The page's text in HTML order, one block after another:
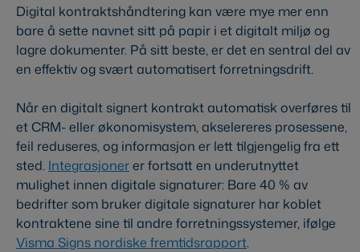
Digital kontraktshåndtering kan være mye mer enn
bare å sette navnet sitt på papir i et digitalt miljø og
lagre dokumenter. På sitt beste, er det en sentral del av
en effektiv og svært automatisert forretningsdrift.
Når en digitalt signert kontrakt automatisk overføres til
et CRM- eller økonomisystem, akselereres prosessene,
feil reduseres, og informasjon er lett tilgjengelig fra ett
sted. Integrasjonerer fortsatt en underutnyttet
mulighet innen digitale signaturer: Bare 40 % av
bedrifter som bruker digitale signaturer har koblet
kontraktene sine til andre forretningssystemer, ifølge
Visma Signs nordiske fremtidsrapport.